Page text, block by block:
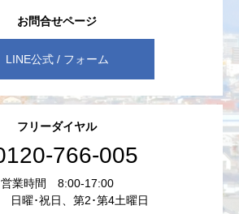
お問合せページ
LINE公式 / フォーム
フリーダイヤル
766-005
営業時間 8:00-17:00
日曜･祝日、第2･第4土曜日